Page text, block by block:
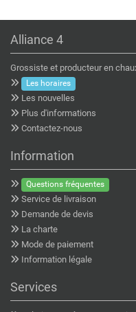
Alliance 4
Grossiste et producteur en
Les horaires
Les nouvelles
Plus d'informations
Contactez-nous
Information
Questions fréquentes
Service de livraison
Demande de devis
La charte
Mode de paiement
Information légale
Services